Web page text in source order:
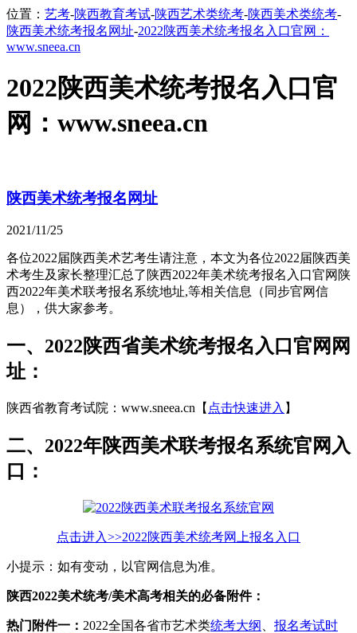
位置： 艺考-陕西教育考试-陕西艺术类统考-陕西美术类统考-
陕西美术统考报名网址-2022陕西美术统考报名入口官网：
www.sneea.cn
2022陕西美术统考报名入口官
网：www.sneea.cn
陕西美术统考报名网址
2021/11/25
各位2022届陕西美术艺考生请注意，本文为各位2022届陕西美
术考生及家长整理汇总了陕西2022年美术统考报名入口官网陕
西2022年美术联考报名系统地址,等相关信息（同步官网信
息），供大家参考。
一、2022陕西省美术统考报名入口官网网
址：
陕西省教育考试院：www.sneea.cn【 点击快速进入 】
二、2022年陕西美术联考报名系统官网入
口：
点击进入>>2022陕西美术统考网上报名入口
小提示：如有变动，以官网信息为准。
陕西2022美术统考/美术高考相关的必备附件：
热门附件一： 2022全国各省市艺术类统考大纲
报名考试时